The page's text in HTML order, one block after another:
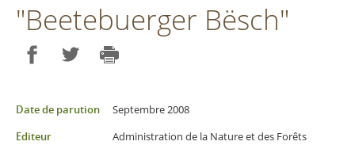
"Beetebuerger Bësch"
Date de parution
Septembre 2008
Editeur
Administration de la Nature et des Forêts